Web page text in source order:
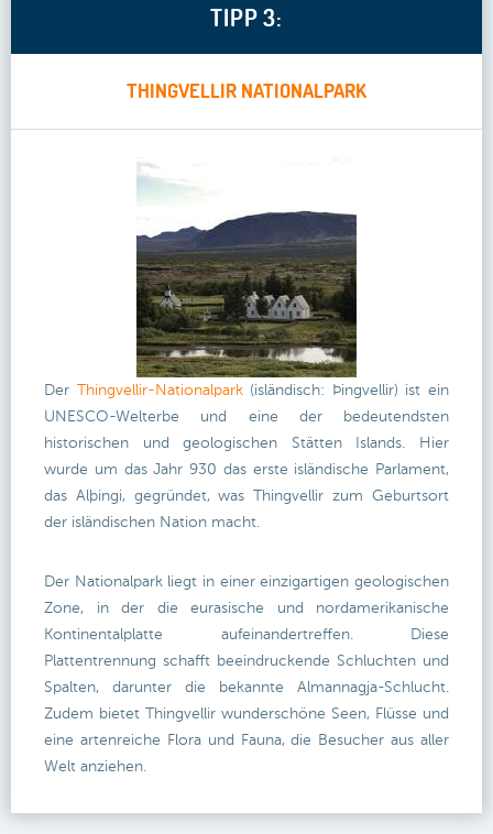
TIPP 3:
THINGVELLIR NATIONALPARK
Der Thingvellir-Nationalpark(isländisch: Þingvellir) ist ein
UNESCO-Welterbe und eine der bedeutendsten
historischen und geologischen Stätten Islands. Hier
wurde um das Jahr 930 das erste isländische Parlament,
das Alþingi, gegründet, was Thingvellir zum Geburtsort
der isländischen Nation macht.
Der Nationalpark liegt in einer einzigartigen geologischen
Zone, in der die eurasische und nordamerikanische
Kontinentalplatte aufeinandertreffen. Diese
Plattentrennung schafft beeindruckende Schluchten und
Spalten, darunter die bekannte Almannagja-Schlucht.
Zudem bietet Thingvellir wunderschöne Seen, Flüsse und
eine artenreiche Flora und Fauna, die Besucher aus aller
Welt anziehen.